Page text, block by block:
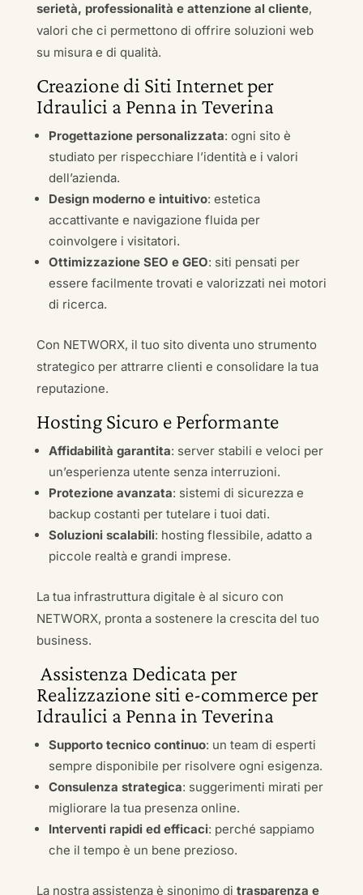
serietà, professionalità e attenzione al cliente,
valori che ci permettono di offrire soluzioni web
su misura e di qualità.
Creazione di Siti Internet per
Idraulici a Penna in Teverina
Progettazione personalizzata: ogni sito è
studiato per rispecchiare l’identità e i valori
dell’azienda.
Design moderno e intuitivo: estetica
accattivante e navigazione fluida per
coinvolgere i visitatori.
Ottimizzazione SEO e GEO: siti pensati per
essere facilmente trovati e valorizzati nei motori
di ricerca.
Con NETWORX, il tuo sito diventa uno strumento
strategico per attrarre clienti e consolidare la tua
reputazione.
Hosting Sicuro e Performante
Affidabilità garantita: server stabili e veloci per
un’esperienza utente senza interruzioni.
Protezione avanzata: sistemi di sicurezza e
backup costanti per tutelare i tuoi dati.
Soluzioni scalabili: hosting flessibile, adatto a
piccole realtà e grandi imprese.
La tua infrastruttura digitale è al sicuro con
NETWORX, pronta a sostenere la crescita del tuo
business.
Assistenza Dedicata per
Realizzazione siti e-commerce per
Idraulici a Penna in Teverina
Supporto tecnico continuo: un team di esperti
sempre disponibile per risolvere ogni esigenza.
Consulenza strategica: suggerimenti mirati per
migliorare la tua presenza online.
Interventi rapidi ed efficaci: perché sappiamo
che il tempo è un bene prezioso.
La nostra assistenza è sinonimo di trasparenza e